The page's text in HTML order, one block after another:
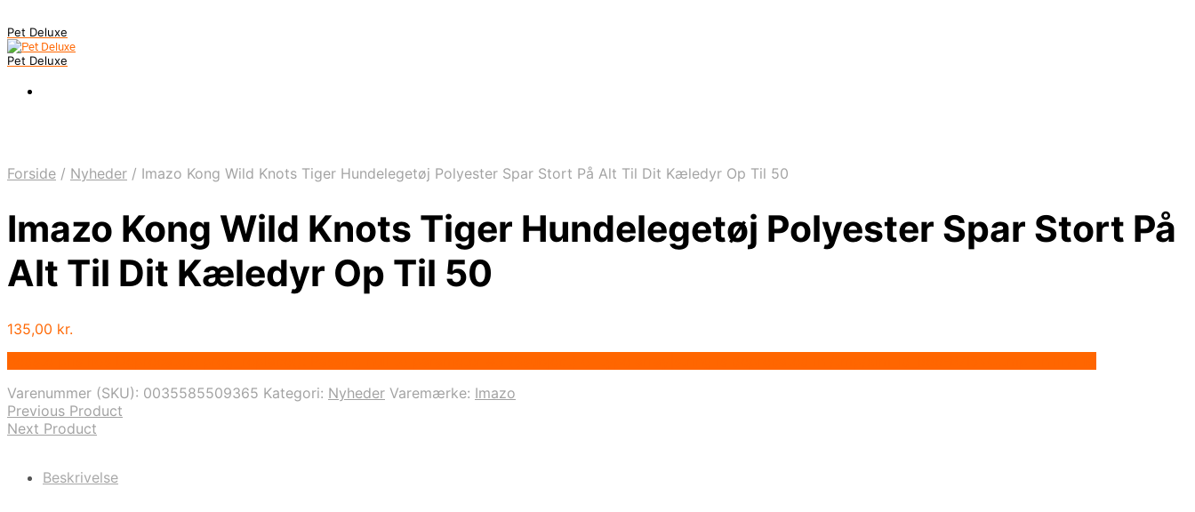
Pet Deluxe
Pet Deluxe
Forside / Nyheder / Imazo Kong Wild Knots Tiger Hundelegetøj Polyester Spar Stort På Alt Til Dit Kæledyr Op Til 50
Imazo Kong Wild Knots Tiger Hundelegetøj Polyester Spar Stort På
Alt Til Dit Kæledyr Op Til 50
135,00 kr.
Varenummer (SKU): 0035585509365 Kategori: Nyheder Varemærke: Imazo
Previous Product
Next Product
Beskrivelse